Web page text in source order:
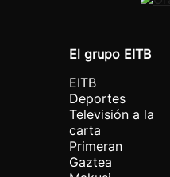
El grupo EITB
EITB
Deportes
Televisión a la
carta
Primeran
Gaztea